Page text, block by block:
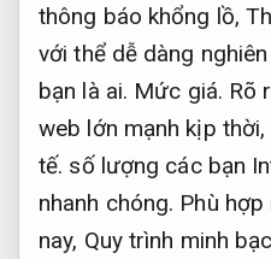
thông báo khổng lồ,
với thể dễ dàng
bạn là ai. Mức giá. Rõ
web lớn mạnh kịp thời,
tế. số lượng các bạn
nhanh chóng. Phù
nay, Quy trình minh